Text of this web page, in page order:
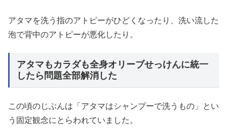
アタマを洗う指のアトピーがひどくなったり、洗い流した
泡で背中のアトピーが悪化したり。
アタマもカラダも全身オリーブせっけんに統一
したら問題全部解消した
この頃のじぶんは「アタマはシャンプーで洗うもの」とい
う固定観念にとらわれていました。